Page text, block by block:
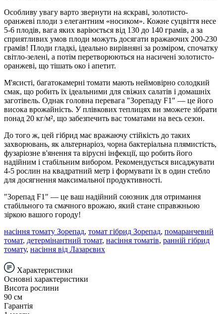
Особливу увагу варто звернути на яскраві, золотисто-
оранжеві плоди з елегантним «носиком». Кожне суцвіття несе
5-6 плодів, вага яких варіюється від 130 до 140 грамів, а за
сприятливих умов плоди можуть досягати вражаючих 200-230
грамів! Плоди гладкі, ідеально вирівняні за розміром, спочатку
світло-зелені, а потім перетворюються на насичені золотисто-
оранжеві, що тішать око і апетит.
М'ясисті, багатокамерні томати мають неймовірно солодкий
смак, що робить їх ідеальними для свіжих салатів і домашніх
заготівель. Однак головна перевага "Зорепаду F1" — це його
висока врожайність. У плівкових теплицях ви зможете зібрати
понад 20 кг/м², що забезпечить вас томатами на весь сезон.
До того ж, цей гібрид має вражаючу стійкість до таких
захворювань, як альтернаріоз, чорна бактеріальна плямистість,
фузаріозне в'янення та вірусні інфекції, що робить його
надійним і стабільним вибором. Рекомендується висаджувати
4-5 рослин на квадратний метр і формувати їх в один стебло
для досягнення максимальної продуктивності.
"Зорепад F1" — це ваш надійний союзник для отримання
стабільного та смачного врожаю, який стане справжньою
зіркою вашого городу!
насіння томату Зорепад, томат гібрид Зорепад, помаранчевий
томат, детермінантний томат, насіння томатів, ранній гібрид
томату, насіння від Лазарєвих
Характеристики
Основні характеристики
Висота рослини
90 см
Гарантія